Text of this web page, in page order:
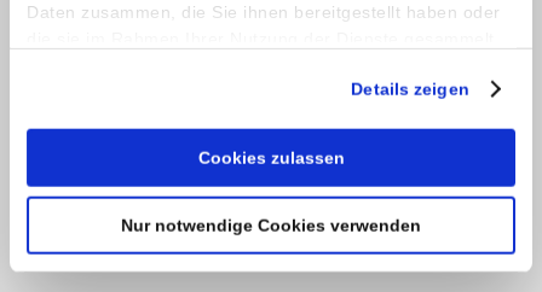
Daten zusammen, die Sie ihnen bereitgestellt haben oder
Details zeigen
Cookies zulassen
Nur notwendige Cookies verwenden
Service
Shop